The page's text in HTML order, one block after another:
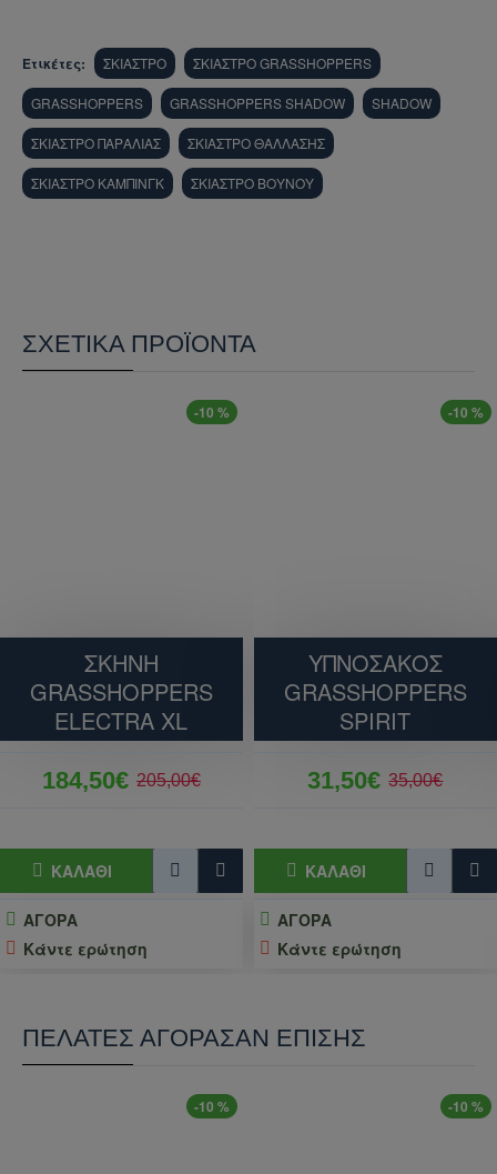
Με 8 ενισχυμένους μεταλλικούς δακτυλίους
Προστασία UV+30
Ετικέτες: ΣΚΙΑΣΤΡΟ ΣΚΙΑΣΤΡΟ GRASSHOPPERS
GRASSHOPPERS GRASSHOPPERS SHADOW SHADOW
ΣΚΙΑΣΤΡΟ ΠΑΡΑΛΙΑΣ ΣΚΙΑΣΤΡΟ ΘΑΛΛΑΣΗΣ
ΣΚΙΑΣΤΡΟ ΚΑΜΠΙΝΓΚ ΣΚΙΑΣΤΡΟ ΒΟΥΝΟΥ
ΣΧΕΤΙΚΆ ΠΡΟΪΌΝΤΑ
-10 %
ΣΚΗΝΉ
GRASSHOPPERS
ELECTRA XL
184,50€ 205,00€
ΚΑΛΆΘΙ
ΑΓΟΡΑ
Κάντε ερώτηση
-10 %
ΥΠΝΟΣΑΚΟΣ
GRASSHOPPERS
SPIRIT
31,50€ 35,00€
ΚΑΛΆΘΙ
ΑΓΟΡΑ
Κάντε ερώτηση
ΠΕΛΆΤΕΣ ΑΓΌΡΑΣΑΝ ΕΠΊΣΗΣ
-10 % -10 %